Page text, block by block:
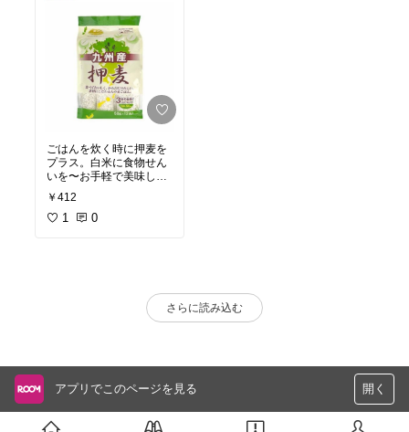
ごはんを炊く時に押麦を
プラス。白米に食物せん
いを〜お手軽で美味しー
ヘルシーオススメデス。
￥412
1 0
さらに読み込む
アプリでこのページを見る 開く